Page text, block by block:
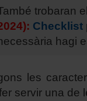
trobaran
Checklist
hagi
les
servir una de